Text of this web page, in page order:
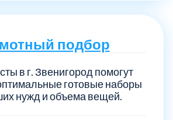
подбор
в г. Звенигород помогут
готовые наборы
нужд и объема вещей.